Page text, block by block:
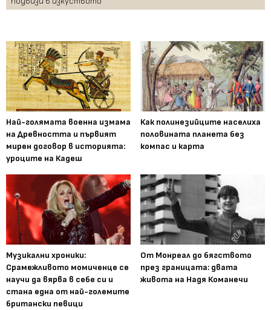
Най-голямата военна измама
на Древността и първият
мирен договор в историята:
уроците на Кадеш
Как полинезийците населиха
половината планета без
компас и карта
Музикални хроники:
Срамежливото момиченце се
научи да вярва в себе си и
стана една от най-големите
британски певици
От Монреал до бягството
през границата: двата
живота на Надя Команечи